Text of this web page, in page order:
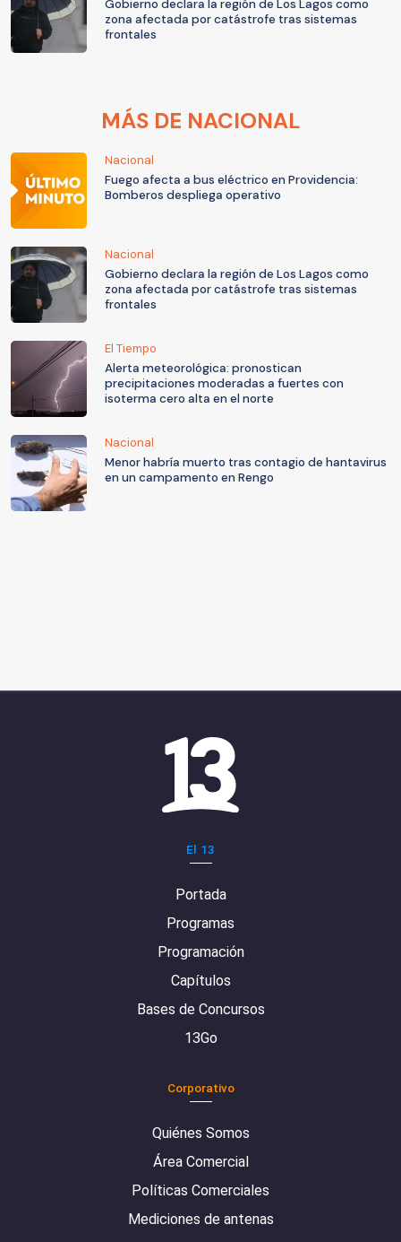
Gobierno declara la región de Los Lagos como
zona afectada por catástrofe tras sistemas
frontales
MÁS DE NACIONAL
Nacional
Fuego afecta a bus eléctrico en Providencia:
Bomberos despliega operativo
Nacional
Gobierno declara la región de Los Lagos como
zona afectada por catástrofe tras sistemas
frontales
El Tiempo
Alerta meteorológica: pronostican
precipitaciones moderadas a fuertes con
isoterma cero alta en el norte
Nacional
Menor habría muerto tras contagio de hantavirus
en un campamento en Rengo
El 13
Portada
Programas
Programación
Capítulos
Bases de Concursos
13Go
Corporativo
Quiénes Somos
Área Comercial
Políticas Comerciales
Mediciones de antenas